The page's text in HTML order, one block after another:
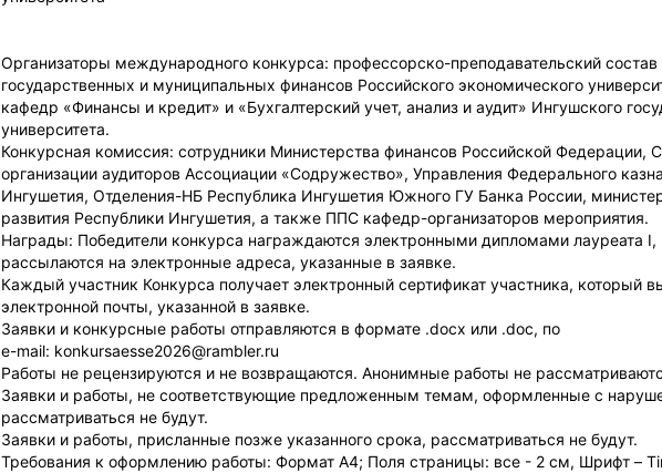
Организаторы международного конкурса: профессорско-преподавательский
государственных и муниципальных финансов Российского экономического
кафедр «Финансы и кредит» и «Бухгалтерский учет, анализ и аудит» Ингушского
университета.
Конкурсная комиссия: сотрудники Министерства финансов Российской Федерации,
организации аудиторов Ассоциации «Содружество», Управления Федерального
Ингушетия, Отделения-НБ Республика Ингушетия Южного ГУ Банка России,
развития Республики Ингушетия, а также ППС кафедр-организаторов мероприятия.
Награды: Победители конкурса награждаются электронными дипломами лауреата I,
рассылаются на электронные адреса, указанные в заявке.
Каждый участник Конкурса получает электронный сертификат участника, который
электронной почты, указанной в заявке.
Заявки и конкурсные работы отправляются в формате .docx или .doc, по
e-mail: konkursaesse2026@rambler.ru
Работы не рецензируются и не возвращаются. Анонимные работы не
Заявки и работы, не соответствующие предложенным темам, оформленные с
рассматриваться не будут.
Заявки и работы, присланные позже указанного срока, рассматриваться не будут.
Требования к оформлению работы: Формат А4; Поля страницы: все - 2 см, Шрифт –